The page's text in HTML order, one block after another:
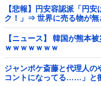
【悲報】円安容認派「円
ク！」⇒ 世界に売る物が
敗・・・
【ニュース】 韓国が熊本
ｗｗｗｗｗｗｗ
ジャンポケ斎藤と代理人の
コントになってる……」と